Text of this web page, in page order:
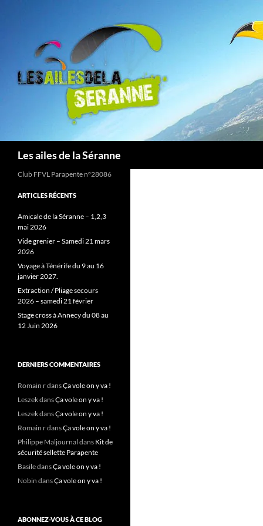
Les ailes de la Séranne
Club FFVL Parapente n°28086
ARTICLES RÉCENTS
Amicale de la Séranne – 1,2,3
mai 2026
Vide grenier – Samedi 21 mars
2026
Voyage à Ténérife du 9 au 16
janvier 2027.
Extraction / Pliage secours
2026 – samedi 21 février
Stage cross à Annecy du 08 au
12 Juin 2026
DERNIERS COMMENTAIRES
Romain rdansÇa vole on y va !
LeszekdansÇa vole on y va !
LeszekdansÇa vole on y va !
Romain rdansÇa vole on y va !
Philippe Maljournal dans Kit de
sécurité sellette Parapente
BasiledansÇa vole on y va !
Nobin dansÇa vole on y va !
ABONNEZ-VOUS À CE BLOG